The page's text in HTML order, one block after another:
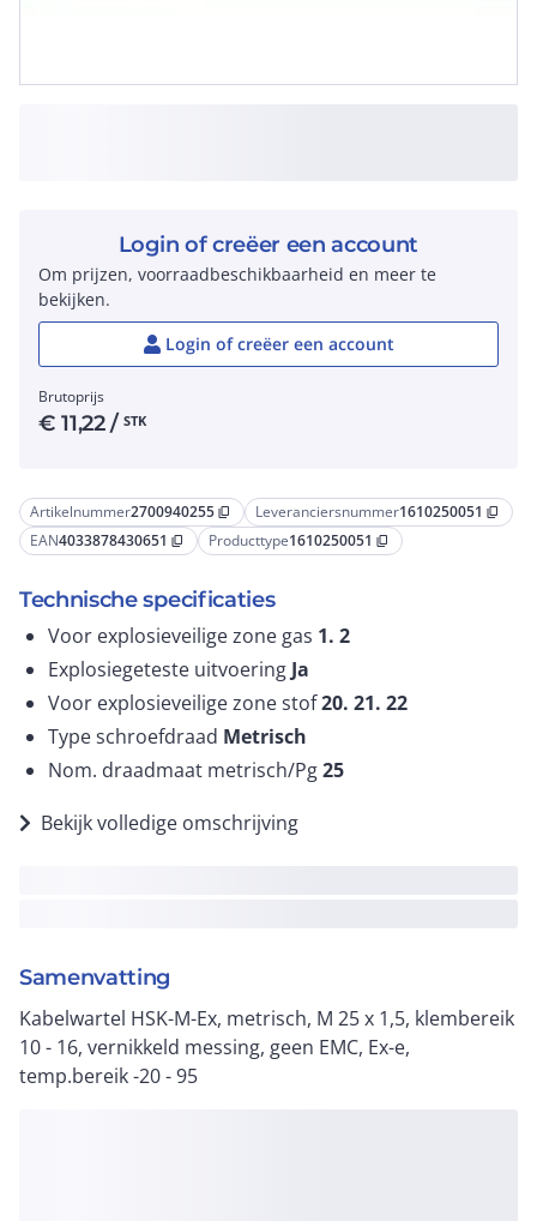
Artikelnummer2700940255 content_copy Leveranciersnummer1610250051 content_copy
EAN4033878430651 content_copy Producttype1610250051 content_copy
Technische specificaties
Voor explosieveilige zone gas 1. 2
Explosiegeteste uitvoering Ja
Voor explosieveilige zone stof20. 21. 22
Type schroefdraad Metrisch
Nom. draadmaat metrisch/Pg25
Bekijk volledige omschrijving
Samenvatting
Kabelwartel HSK-M-Ex, metrisch, M 25 x 1,5, klembereik
10 - 16, vernikkeld messing, geen EMC, Ex-e,
temp.bereik -20 - 95
Login of creëer een account
Om prijzen, voorraadbeschikbaarheid en meer te
bekijken.
Login of creëer een account
Brutoprijs
€11,22/ STK